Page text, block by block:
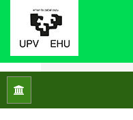
Inicio